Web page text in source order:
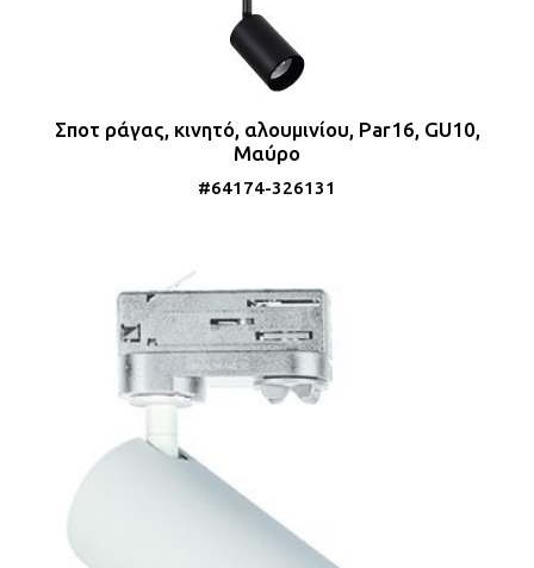
Σποτ ράγας, κινητό, αλουμινίου, Par16, GU10,
Μαύρο
#64174-326131